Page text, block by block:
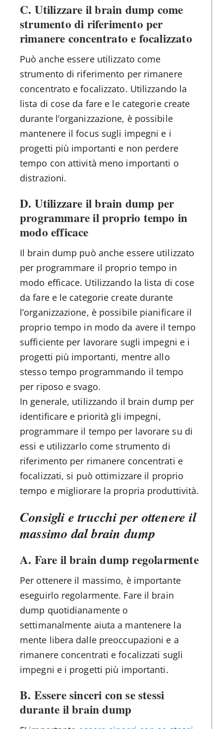
C. Utilizzare il brain dump come
strumento di riferimento per
rimanere concentrato e focalizzato
Può anche essere utilizzato come
strumento di riferimento per rimanere
concentrato e focalizzato. Utilizzando la
lista di cose da fare e le categorie create
durante l’organizzazione, è possibile
mantenere il focus sugli impegni e i
progetti più importanti e non perdere
tempo con attività meno importanti o
distrazioni.
D. Utilizzare il brain dump per
programmare il proprio tempo in
modo efficace
Il brain dump può anche essere utilizzato
per programmare il proprio tempo in
modo efficace. Utilizzando la lista di cose
da fare e le categorie create durante
l’organizzazione, è possibile pianificare il
proprio tempo in modo da avere il tempo
sufficiente per lavorare sugli impegni e i
progetti più importanti, mentre allo
stesso tempo programmando il tempo
per riposo e svago.
In generale, utilizzando il brain dump per
identificare e priorità gli impegni,
programmare il tempo per lavorare su di
essi e utilizzarlo come strumento di
riferimento per rimanere concentrati e
focalizzati, si può ottimizzare il proprio
tempo e migliorare la propria produttività.
Consigli e trucchi per ottenere il
massimo dal brain dump
A. Fare il brain dump regolarmente
Per ottenere il massimo, è importante
eseguirlo regolarmente. Fare il brain
dump quotidianamente o
settimanalmente aiuta a mantenere la
mente libera dalle preoccupazioni e a
rimanere concentrati e focalizzati sugli
impegni e i progetti più importanti.
B. Essere sinceri con se stessi
durante il brain dump